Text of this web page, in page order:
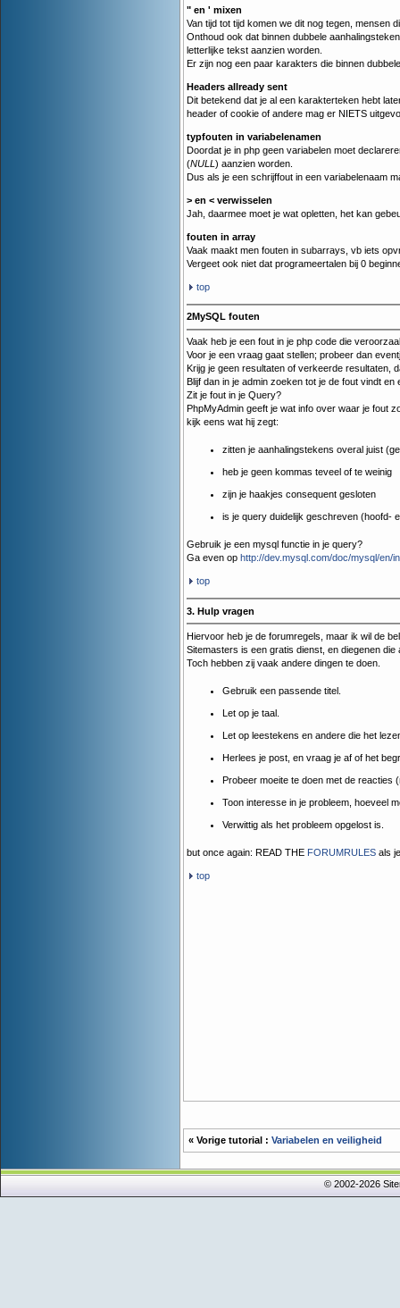
" en ' mixen
Van tijd tot tijd komen we dit nog tegen, mensen
Onthoud ook dat binnen dubbele
letterlijke tekst aanzien worden.
Er zijn nog een paar karakters die binnen
Headers allready sent
Dit betekend dat je al een karakterteken hebt
header of cookie of andere mag er NIETS
typfouten in variabelenamen
Doordat je in php geen variabelen moet
(NULL ) aanzien worden.
Dus als je een schrijffout in een variabelenaam
> en < verwisselen
Jah, daarmee moet je wat opletten, het kan
fouten in array
Vaak maakt men fouten in subarrays, vb iets
Vergeet ook niet dat programeertalen bij 0
top
2MySQL fouten
Vaak heb je een fout in je php code die
Voor je een vraag gaat stellen; probeer dan
Krijg je geen resultaten of verkeerde resultaten,
Blijf dan in je admin zoeken tot je de fout vindt
Zit je fout in je Query?
PhpMyAdmin geeft je wat info over waar je fout
kijk eens wat hij zegt:
zitten je aanhalingstekens overal juist
heb je geen kommas teveel of te weinig
zijn je haakjes consequent gesloten
is je query duidelijk geschreven (hoofd-
Gebruik je een mysql functie in je query?
Ga even op http://dev.mysql.com/doc/mysql/en/
top
3. Hulp vragen
Hiervoor heb je de forumregels, maar ik wil de
Sitemasters is een gratis dienst, en diegenen
Toch hebben zij vaak andere dingen te doen.
Gebruik een passende titel.
Let op je taal.
Let op leestekens en andere die het
Herlees je post, en vraag je af of het
Probeer moeite te doen met de reacties
Toon interesse in je probleem, hoeveel
Verwittig als het probleem opgelost is.
but once again: READ THE FORUMRULES als
top
« Vorige tutorial : Variabelen en veiligheid
© 2002-2026